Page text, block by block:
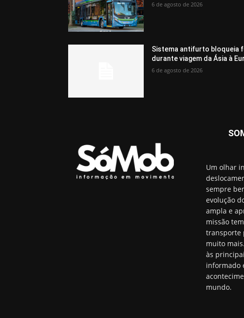
6 de agosto de 2026
Sistema antifurto bloqueia
durante viagem da Ásia à
6 de agosto de 2026
Um olhar
sempre
evolução
ampla e
missão
transporte
muito
às
informado
mundo.